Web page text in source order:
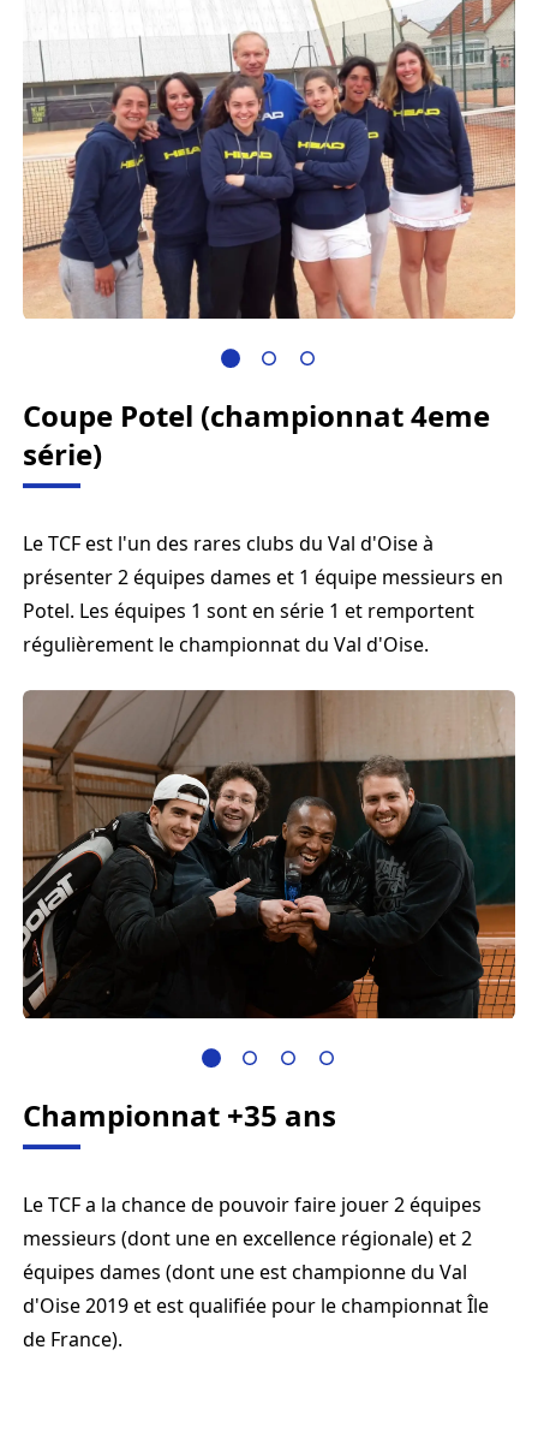
Coupe Potel (championnat 4eme
série)
Le TCF est l'un des rares clubs du Val d'Oise à
présenter 2 équipes dames et 1 équipe messieurs en
Potel. Les équipes 1 sont en série 1 et remportent
régulièrement le championnat du Val d'Oise.
Championnat +35 ans
Le TCF a la chance de pouvoir faire jouer 2 équipes
messieurs (dont une en excellence régionale) et 2
équipes dames (dont une est championne du Val
d'Oise 2019 et est qualifiée pour le championnat Île
de France).